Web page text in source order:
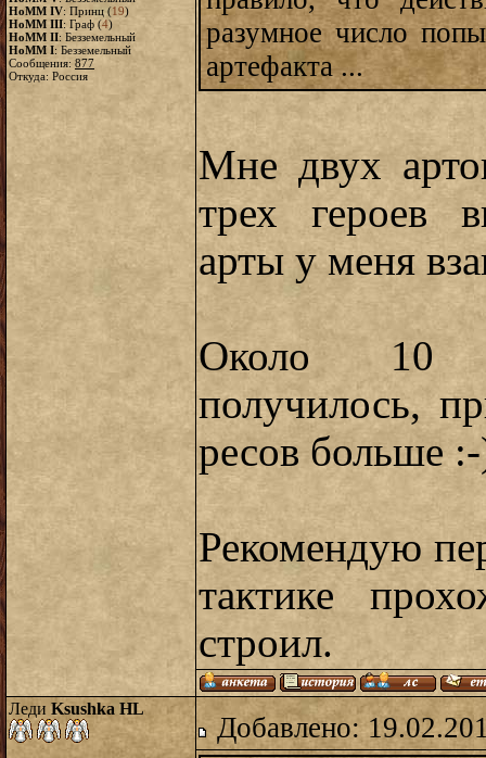
HoMM IV: Принц (19)
HoMM III: Граф (4)
HoMM II: Безземельный
HoMM I: Безземельный
Сообщения: 877
Откуда: Россия
разумное число
артефакта ...
Мне двух
трех героев
арты у меня
Около 10
получилось,
ресов больше
Рекомендую
тактике
строил.
Леди Ksushka HL
Добавлено: